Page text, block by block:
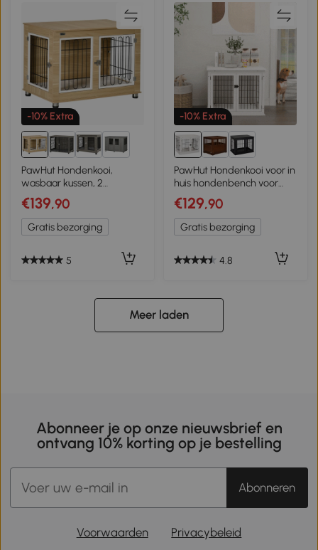
-10% Extra
1+
PawHut Hondenkooi,
wasbaar kussen, 2
vergrendelingen,
stelvoeten, 90 cm x 58 cm
x 65 cm, naturel + zwart+
wit
€139,90
Gratis bezorging
5
-10% Extra
PawHut Hondenkooi voor in
huis hondenbench voor
binnen hondenhok huisdier
2 deuren wit
€129,90
Gratis bezorging
4.8
Meer laden
Abonneer je op onze nieuwsbrief en
ontvang 10% korting op je bestelling
Abonneren
Voorwaarden Privacybeleid